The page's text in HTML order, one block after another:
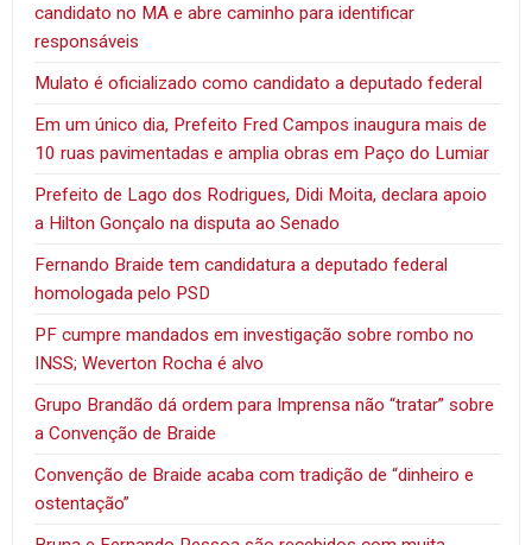
candidato no MA e abre caminho para identificar
responsáveis
Mulato é oficializado como candidato a deputado federal
Em um único dia, Prefeito Fred Campos inaugura mais de
10 ruas pavimentadas e amplia obras em Paço do Lumiar
Prefeito de Lago dos Rodrigues, Didi Moita, declara apoio
a Hilton Gonçalo na disputa ao Senado
Fernando Braide tem candidatura a deputado federal
homologada pelo PSD
PF cumpre mandados em investigação sobre rombo no
INSS; Weverton Rocha é alvo
Grupo Brandão dá ordem para Imprensa não “tratar” sobre
a Convenção de Braide
Convenção de Braide acaba com tradição de “dinheiro e
ostentação”